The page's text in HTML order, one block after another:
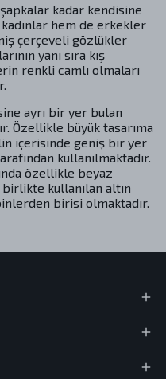
kadar kendisine
hem de erkekler
çerçeveli gözlükler
yanı sıra kış
renkli camlı olmaları
ayrı bir yer bulan
Özellikle büyük tasarıma
içerisinde geniş bir yer
kullanılmaktadır.
özellikle beyaz
kullanılan altın
birisi olmaktadır.